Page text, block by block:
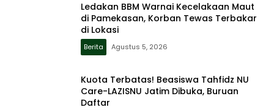
Ledakan BBM Warnai Kecelakaan Maut
di Pamekasan, Korban Tewas Terbakar
di Lokasi
Berita Agustus 5, 2026
Kuota Terbatas! Beasiswa Tahfidz NU
Care-LAZISNU Jatim Dibuka, Buruan
Daftar